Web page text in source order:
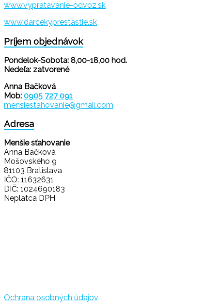
www.vypratavanie-odvoz.sk
www.darcekyprestastie.sk
Príjem objednávok
Pondelok-Sobota: 8,00-18,00 hod.
Nedeľa: zatvorené
Anna Bačková
Mob: 0905 727 091
mensiestahovanie@gmail.com
Adresa
Menšie sťahovanie
Anna Bačková
Mošovského 9
81103 Bratislava
IČO: 11632631
DIČ: 1024690183
Neplatca DPH
Ochrana osobných údajov